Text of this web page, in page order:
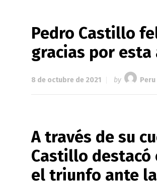
Pedro Castillo
gracias por
8 de octubre de 2021 by
A través de su
Castillo
el triunfo ante